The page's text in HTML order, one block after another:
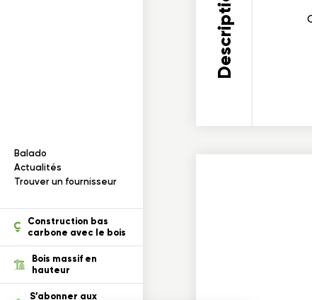
Balado
Actualités
Trouver un fournisseur
Construction bas
carbone avec le bois
Bois massif en
hauteur
S’abonner aux
des renseignements